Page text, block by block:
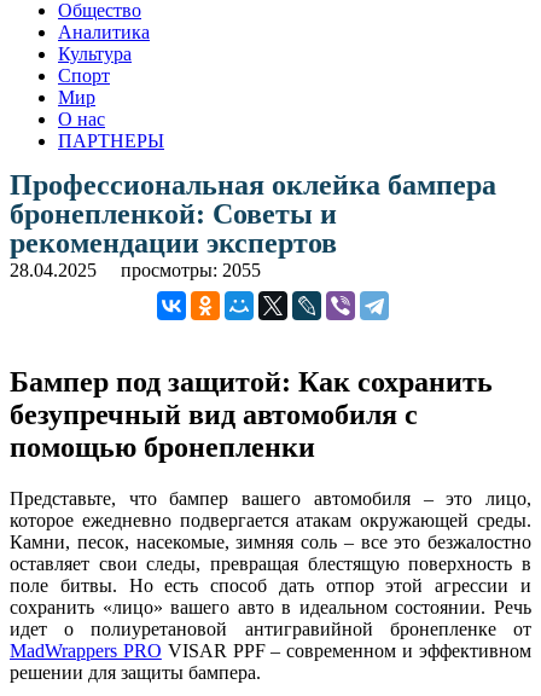
Общество
Аналитика
Культура
Спорт
Мир
О нас
ПАРТНЕРЫ
Профессиональная оклейка бампера
бронепленкой: Советы и
рекомендации экспертов
28.04.2025 просмотры: 2055
Бампер под защитой: Как сохранить
безупречный вид автомобиля с
помощью бронепленки
Представьте, что бампер вашего автомобиля – это лицо,
которое ежедневно подвергается атакам окружающей среды.
Камни, песок, насекомые, зимняя соль – все это безжалостно
оставляет свои следы, превращая блестящую поверхность в
поле битвы. Но есть способ дать отпор этой агрессии и
сохранить «лицо» вашего авто в идеальном состоянии. Речь
идет о полиуретановой антигравийной бронепленке от
MadWrappers PRO VISAR PPF – современном и эффективном
решении для защиты бампера.